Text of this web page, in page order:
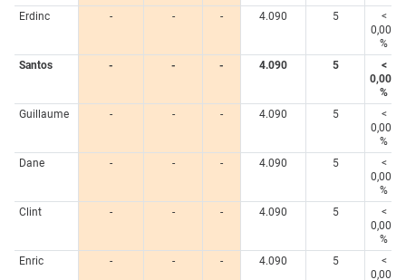
Erdinc
- - - 4.090 5
<
0,005
%
Santos
- - - 4.090 5
<
0,005
%
Guillaume
- - - 4.090 5
<
0,005
%
Dane
- - - 4.090 5
<
0,005
%
Clint
- - - 4.090 5
<
0,005
%
Enric
- - - 4.090 5
<
0,005